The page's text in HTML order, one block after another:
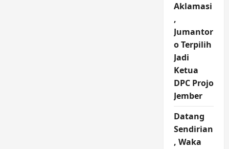
Aklamasi
,
Jumantor
o Terpilih
Jadi
Ketua
DPC Projo
Jember
Datang
Sendirian
, Waka